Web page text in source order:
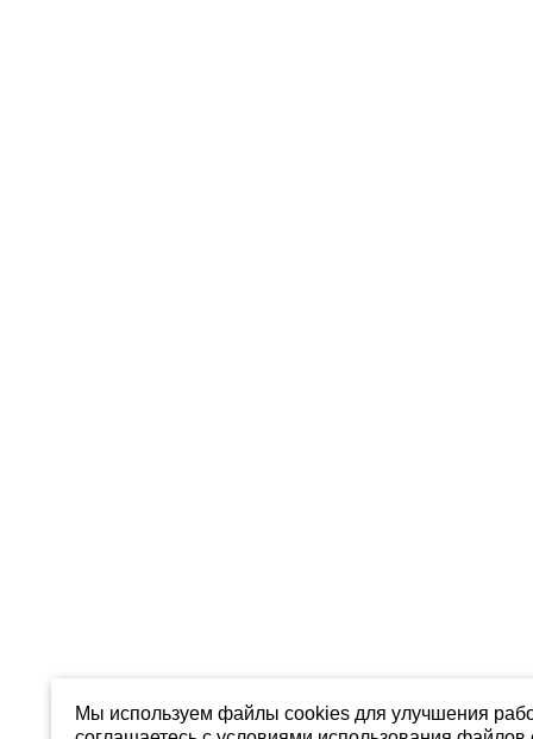
Мы используем файлы cookies для улучшения